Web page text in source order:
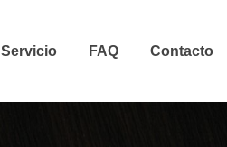
Servicio FAQ Contacto